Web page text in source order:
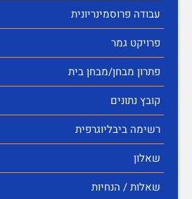
עבודה פרוסמינריונית
פרויקט גמר
פתרון מבחן/מבחן בית
קובץ נתונים
רשימה ביבליוגרפית
שאלון
שאלות / הנחיות